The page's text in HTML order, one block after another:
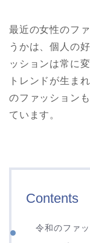
最近の女性のフ
うかは、個人の
ッションは常に
トレンドが生ま
のファッション
ています。
Contents
令和のファ